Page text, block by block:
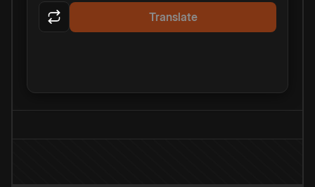
Translate